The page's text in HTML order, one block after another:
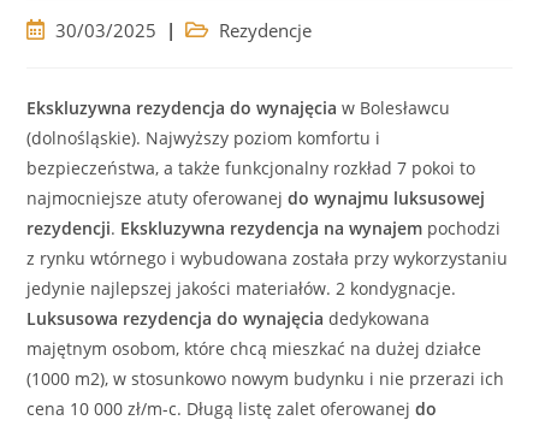
Post30/03/2025
Post Rezydencje
Ekskluzywna rezydencja do wynajęcia w Bolesławcu
(dolnośląskie). Najwyższy poziom komfortu i
bezpieczeństwa, a także funkcjonalny rozkład 7 pokoi to
najmocniejsze atuty oferowanej do wynajmu luksusowej
rezydencji. Ekskluzywna rezydencja na wynajem pochodzi
z rynku wtórnego i wybudowana została przy wykorzystaniu
jedynie najlepszej jakości materiałów. 2 kondygnacje.
Luksusowa rezydencja do wynajęcia dedykowana
majętnym osobom, które chcą mieszkać na dużej działce
(1000 m2), w stosunkowo nowym budynku i nie przerazi ich
cena 10 000 zł/m-c. Długą listę zalet oferowanejdo